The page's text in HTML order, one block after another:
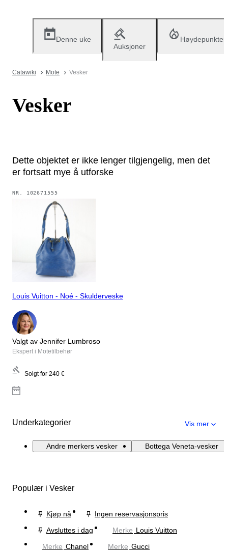
Denne uke
Auksjoner
Høydepunkter
Catawiki Mote Vesker
Vesker
Dette objektet er ikke lenger tilgjengelig, men det
er fortsatt mye å utforske
NR. 102671555
Louis Vuitton - Noé - Skulderveske
Valgt av Jennifer Lumbroso
Ekspert i Motetilbehør
Solgt for 240 €
Underkategorier Vis mer
Andre merkers vesker Bottega Veneta-vesker
Populær i Vesker
Kjøp nå
Ingen reservasjonspris
Avsluttes i dag
Merke Louis Vuitton
Merke Chanel Merke Gucci